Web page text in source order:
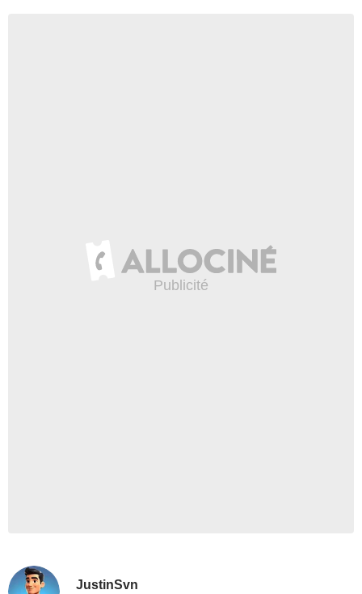
JustinSvn